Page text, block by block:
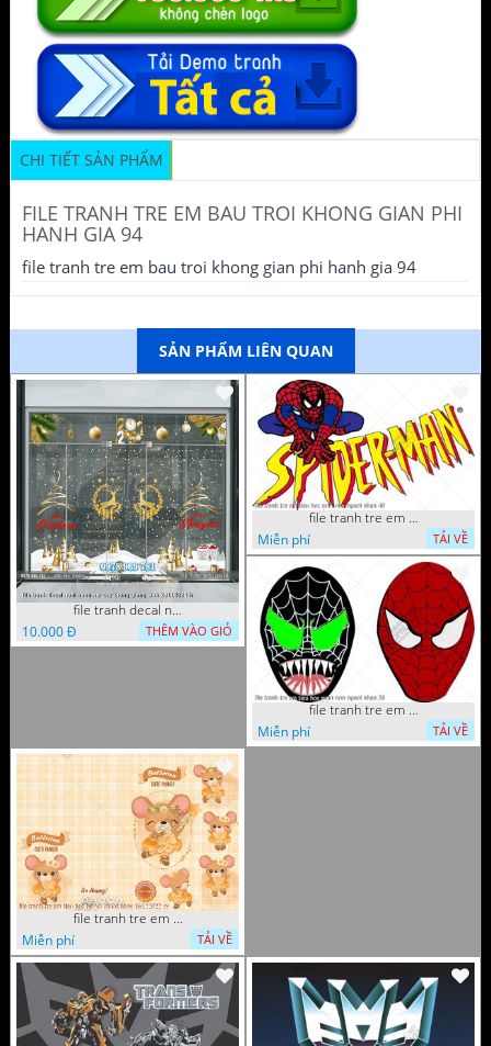
CHI TIẾT SẢN PHẨM
FILE TRANH TRE EM BAU TROI KHONG GIAN PHI
HANH GIA 94
file tranh tre em bau troi khong gian phi hanh gia 94
SẢN PHẨM LIÊN QUAN
file tranh decal noel huou nai cay thong giang sinh 28112024 h
10.000 Đ
THÊM VÀO GIỎ
file tranh tre em tieu hoc man non nguoi nhen 40
Miễn phí
TẢI VỀ
file tranh tre em tieu hoc man non nguoi nhen 36
Miễn phí
TẢI VỀ
file tranh tre em tieu hoc bia vo chuot nhay 16122022 vy
Miễn phí
TẢI VỀ